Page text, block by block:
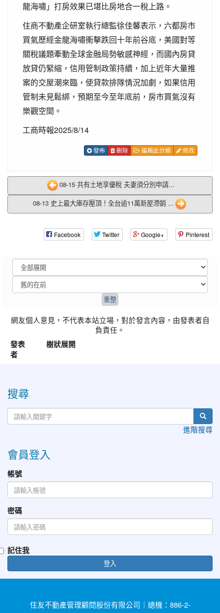
龍海嘯」打房效果已堪比房地合一稅上路。
住商不動產企研室執行總監徐佳馨表示，六都房市
買氣歷經金龍海嘯衝擊跌回十年前谷底，美國對等
關稅議題牽動全球金融局勢敏感神經，而國內房貸
放貸仍緊縮，信用管制政策持續，加上近年大量推
案的交屋潮來臨，使貸款排隊情況加劇，如果信用
管制未見鬆綁，預期至今至年底前，房市買氣沒有
樂觀空間。
工商時報2025/8/14
發佈 刪除 編輯此分類 修改
08-15 共有土地享優稅 夫妻須分別申請...
08-13 史上最大庫存壓頂！全台逾11萬新屋滯銷 ...
Facebook Twitter Google+ Pinterest
網友個人意見，不代表本站立場，對於發言內容，由發表者自
負責任。
發表
者
樹狀展開
搜尋
進階搜尋
會員登入
帳號
密碼
記住我
登入
住友不動產管理顧問股份有限公司｜總機：886-2-